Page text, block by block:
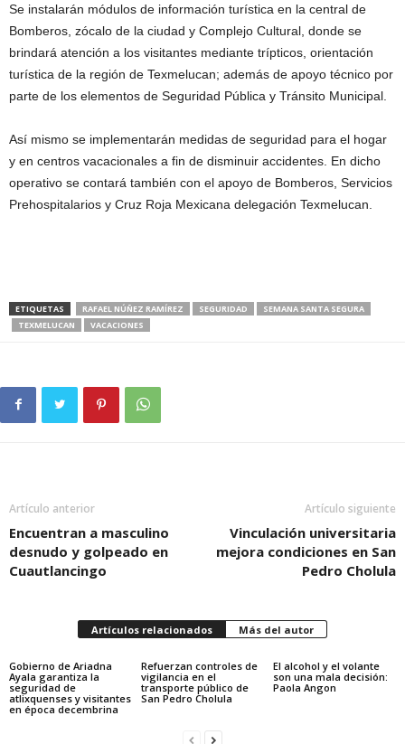
Se instalarán módulos de información turística en la central de
Bomberos, zócalo de la ciudad y Complejo Cultural, donde se
brindará atención a los visitantes mediante trípticos, orientación
turística de la región de Texmelucan; además de apoyo técnico por
parte de los elementos de Seguridad Pública y Tránsito Municipal.
Así mismo se implementarán medidas de seguridad para el hogar
y en centros vacacionales a fin de disminuir accidentes. En dicho
operativo se contará también con el apoyo de Bomberos, Servicios
Prehospitalarios y Cruz Roja Mexicana delegación Texmelucan.
ETIQUETAS RAFAEL NÚÑEZ RAMÍREZ SEGURIDAD
SEMANA SANTA SEGURA
TEXMELUCAN
VACACIONES
Artículo anterior
Encuentran a masculino
desnudo y golpeado en
Cuautlancingo
Artículo siguiente
Vinculación universitaria
mejora condiciones en San
Pedro Cholula
Artículos relacionados Más del autor
Gobierno de Ariadna
Ayala garantiza la
seguridad de
atlixquenses y visitantes
en época decembrina
Refuerzan controles de
vigilancia en el
transporte público de
San Pedro Cholula
El alcohol y el volante
son una mala decisión:
Paola Angon